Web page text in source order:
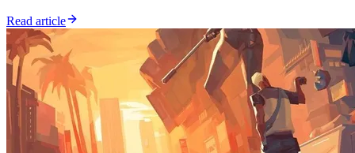
Read article